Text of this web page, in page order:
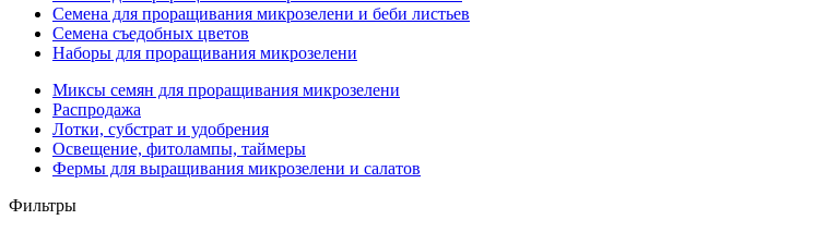
Семена для проращивания микрозелени и беби листьев
Семена съедобных цветов
Наборы для проращивания микрозелени
Миксы семян для проращивания микрозелени
Распродажа
Лотки, субстрат и удобрения
Освещение, фитолампы, таймеры
Фермы для выращивания микрозелени и салатов
Фильтры